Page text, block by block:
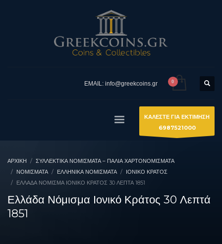
EMAIL: info@greekcoins.gr
ΚΑΛΕΣΤΕ ΓΙΑ ΕΚΤΙΜΗΣΗ
6987521000
ΑΡΧΙΚΉ
ΣΥΛΛΕΚΤΙΚΆ ΝΟΜΊΣΜΑΤΑ – ΠΑΛΙΆ ΧΑΡΤΟΝΟΜΊΣΜΑΤΑ
ΝΟΜΙΣΜΑΤΑ
ΕΛΛΗΝΙΚΆ ΝΟΜΊΣΜΑΤΑ
ΙΟΝΙΚΌ ΚΡΆΤΟΣ
ΕΛΛΆΔΑ ΝΌΜΙΣΜΑ ΙΟΝΙΚΌ ΚΡΆΤΟΣ 30 ΛΕΠΤΆ 1851
Ελλάδα Νόμισμα Ιονικό Κράτος 30 Λεπτά
1851